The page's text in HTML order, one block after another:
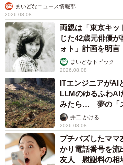
まいどなニュース情報部
2026.08.08
両親は「東京キ
じた42歳元俳優
ォト」計画を明
む」まいどなトピック
2026.08.08
ITエンジニアが
LLMのゆるふわAI
みたら… 夢の「
るか井二 かける
2026.08.08
プチバズしたマ
かり電話番号を流
友人 慰謝料の相